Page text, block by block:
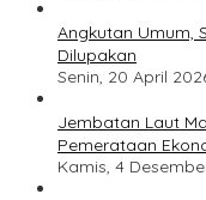
Angkutan Umum,
Dilupakan
Senin, 20 April
Jembatan Laut
Pemerataan
Kamis, 4